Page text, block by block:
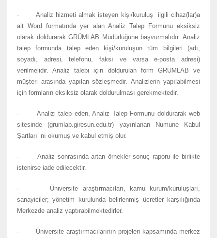
· Analiz hizmeti almak isteyen kişi/kuruluş ilgili cihaz(lar)a
ait Word formatında yer alan Analiz Talep
Formunu eksiksiz
olarak doldurarak GRÜMLAB Müdürlüğüne başvurmalıdır. Analiz
talep formunda talep eden kişi/kuruluşun tüm bilgileri (adı,
soyadı, adresi, telefonu, faksı ve varsa e-posta adresi)
verilmelidir. Analiz talebi için doldurulan form GRÜMLAB ve
müşteri arasında yapılan sözleşmedir. Analizlerin yapılabilmesi
için formların eksiksiz olarak doldurulması gerekmektedir.
· Analizi talep eden, Analiz Talep Formunu doldurarak web
sitesinde (grumlab.giresun.edu.tr) yayınlanan Numune Kabul
Şartları’ nı okumuş ve kabul etmiş olur.
· Analiz sonrasında artan örnekler sonuç raporu ile birlikte
istenirse iade edilecektir.
· Üniversite araştırmacıları, kamu kurum/kuruluşları,
sanayiciler; yönetim kurulunda belirlenmiş ücretler karşılığında
Merkezde analiz yaptırabilmektedirler.
· Üniversite araştırmacılarının projeleri kapsamında merkez